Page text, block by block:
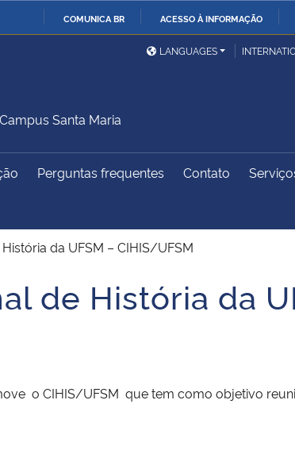
COMUNICA BR ACESSO À INFORMAÇÃO
da Defesa
Ministério das Relações
Exteriores
do
Controladoria-Geral da
LANGUAGES
Santa Maria
Perguntas frequentes Contato
da UFSM – CIHIS/UFSM
de História da
o CIHIS/UFSM que tem como objetivo reunir